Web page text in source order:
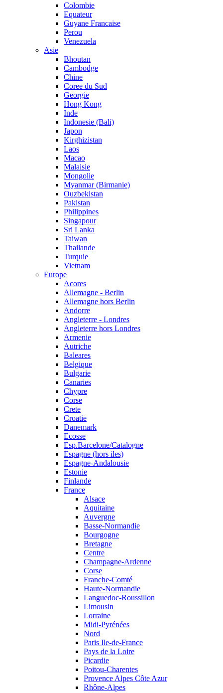
Colombie
Equateur
Guyane Francaise
Perou
Venezuela
Asie
Bhoutan
Cambodge
Chine
Coree du Sud
Georgie
Hong Kong
Inde
Indonesie (Bali)
Japon
Kirghizistan
Laos
Macao
Malaisie
Mongolie
Myanmar (Birmanie)
Ouzbekistan
Pakistan
Philippines
Singapour
Sri Lanka
Taiwan
Thailande
Turquie
Vietnam
Europe
Acores
Allemagne - Berlin
Allemagne hors Berlin
Andorre
Angleterre - Londres
Angleterre hors Londres
Armenie
Autriche
Baleares
Belgique
Bulgarie
Canaries
Chypre
Corse
Crete
Croatie
Danemark
Ecosse
Esp.Barcelone/Catalogne
Espagne (hors iles)
Espagne-Andalousie
Estonie
Finlande
France
Alsace
Aquitaine
Auvergne
Basse-Normandie
Bourgogne
Bretagne
Centre
Champagne-Ardenne
Corse
Franche-Comté
Haute-Normandie
Languedoc-Roussillon
Limousin
Lorraine
Midi-Pyrénées
Nord
Paris Ile-de-France
Pays de la Loire
Picardie
Poitou-Charentes
Provence Alpes Côte Azur
Rhône-Alpes